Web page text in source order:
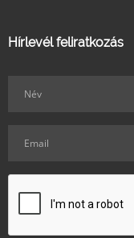
Hírlevél feliratkozás